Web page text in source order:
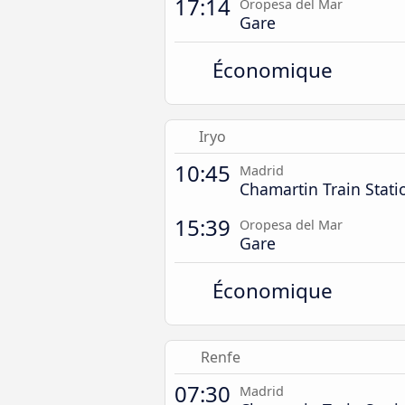
17:14 Oropesa del Mar
Gare
Économique
Iryo
10:45 Madrid
Chamartin Train
15:39 Oropesa del Mar
Gare
Économique
Renfe
07:30 Madrid